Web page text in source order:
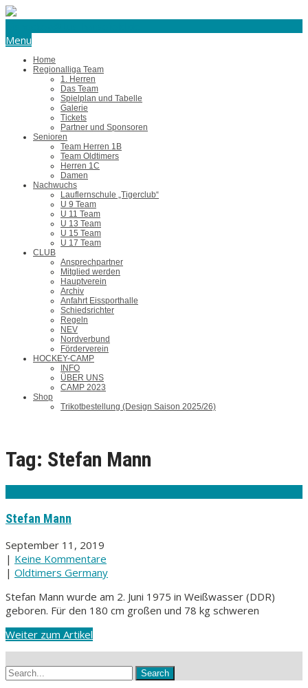
Menu
Home
Regionalliga Team
1. Herren
Das Team
Spielplan und Tabelle
Galerie
Tickets
Partner und Sponsoren
Senioren
Team Herren 1B
Team Oldtimers
Herren 1C
Damen
Nachwuchs
Lauflernschule „Tigerclub“
U 9 Team
U 11 Team
U 13 Team
U 15 Team
U 17 Team
CLUB
Ansprechpartner
Mitglied werden
Hauptverein
Archiv
Anfahrt Eissporthalle
Schiedsrichter
Regeln
NEV
Nordverbund
Förderverein
HOCKEY-CAMP
INFO
ÜBER UNS
CAMP 2023
Shop
Trikotbestellung (Design Saison 2025/26)
Tag: Stefan Mann
Stefan Mann
September 11, 2019
| Keine Kommentare
| Oldtimers Germany
Stefan Mann wurde am 2. Juni 1975 in Weißwasser (DDR)
geboren. Für den 180 cm großen und 78 kg schweren
Weiter zum Artikel